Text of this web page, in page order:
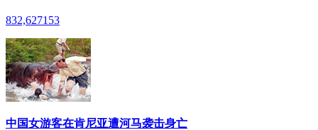
832,627153
中国女游客在肯尼亚遭河马袭击身亡